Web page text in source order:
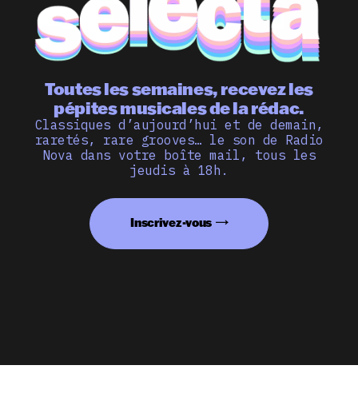
Toutes les semaines, recevez les
pépites musicales de la rédac.
Classiques d’aujourd’hui et de demain,
raretés, rare grooves… le son de Radio
Nova dans votre boîte mail, tous les
jeudis à 18h.
Inscrivez-vous